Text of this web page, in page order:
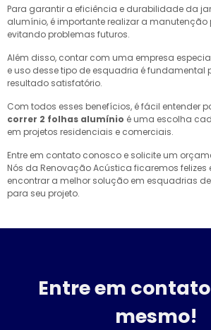
Para garantir a eficiência e durabilidade da
alumínio, é importante realizar a
evitando problemas futuros.
Além disso, contar com uma empresa
e uso desse tipo de esquadria é fundamental
resultado satisfatório.
Com todos esses benefícios, é fácil entender
correr 2 folhas alumínio é uma escolha
em projetos residenciais e comerciais.
Entre em contato conosco e solicite um
Nós da Renovação Acústica ficaremos
encontrar a melhor solução em esquadrias
para seu projeto.
Entre em
mesmo!